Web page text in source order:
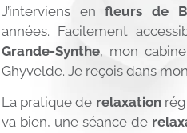
J’interviens enfleurs de
années. Facilement
Grande-Synthe, mon
Ghyvelde. Je reçois dans
La pratique de relaxation
va bien, une séance de